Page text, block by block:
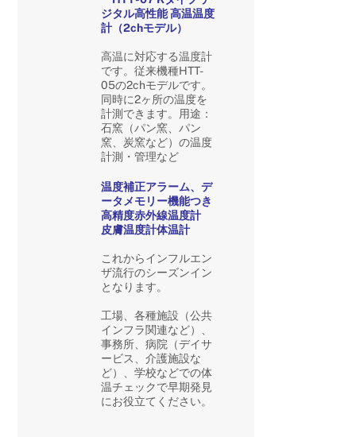
ジタル高性能 高温温度
計（2chモデル）
高温に対応する温度計
です。従来機種HTT-
05の2chモデルです。
同時に2ヶ所の温度を
計測できます。 用途：
石窯（パン窯、パン
窯、炭窯など）の温度
計測・管理など
温度補正アラーム、デ
ータメモリー機能つき
高精度赤外線温度計
皮膚温度計体温計
これからインフルエン
ザ流行のシーズンイン
となります。
工場、各種施設（公共
インフラ関連など）、
事務所、病院（デイサ
ービス、介護施設な
ど）、学校などでの体
温チェックで早期発見
にお役立てください。